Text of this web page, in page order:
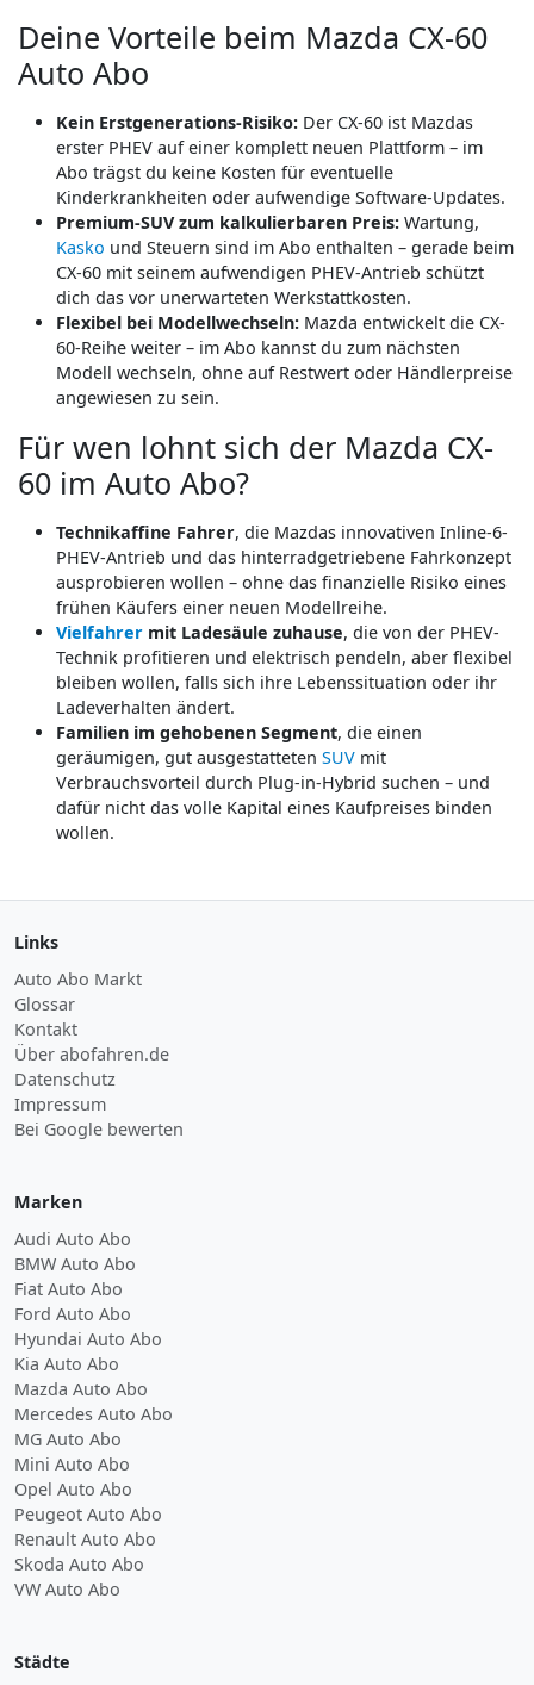
Deine Vorteile beim Mazda CX-60
Auto Abo
Kein Erstgenerations-Risiko: Der CX-60 ist Mazdas
erster PHEV auf einer komplett neuen Plattform – im
Abo trägst du keine Kosten für eventuelle
Kinderkrankheiten oder aufwendige Software-Updates.
Premium-SUV zum kalkulierbaren Preis: Wartung,
Kasko und Steuern sind im Abo enthalten – gerade beim
CX-60 mit seinem aufwendigen PHEV-Antrieb schützt
dich das vor unerwarteten Werkstattkosten.
Flexibel bei Modellwechseln: Mazda entwickelt die CX-
60-Reihe weiter – im Abo kannst du zum nächsten
Modell wechseln, ohne auf Restwert oder Händlerpreise
angewiesen zu sein.
Für wen lohnt sich der Mazda CX-
60 im Auto Abo?
Technikaffine Fahrer, die Mazdas innovativen Inline-6-
PHEV-Antrieb und das hinterradgetriebene Fahrkonzept
ausprobieren wollen – ohne das finanzielle Risiko eines
frühen Käufers einer neuen Modellreihe.
Vielfahrer mit Ladesäule zuhause, die von der PHEV-
Technik profitieren und elektrisch pendeln, aber flexibel
bleiben wollen, falls sich ihre Lebenssituation oder ihr
Ladeverhalten ändert.
Familien im gehobenen Segment, die einen
geräumigen, gut ausgestatteten SUV mit
Verbrauchsvorteil durch Plug-in-Hybrid suchen – und
dafür nicht das volle Kapital eines Kaufpreises binden
wollen.
Links
Auto Abo Markt
Glossar
Kontakt
Über abofahren.de
Datenschutz
Impressum
Bei Google bewerten
Marken
Audi Auto Abo
BMW Auto Abo
Fiat Auto Abo
Ford Auto Abo
Hyundai Auto Abo
Kia Auto Abo
Mazda Auto Abo
Mercedes Auto Abo
MG Auto Abo
Mini Auto Abo
Opel Auto Abo
Peugeot Auto Abo
Renault Auto Abo
Skoda Auto Abo
VW Auto Abo
Städte